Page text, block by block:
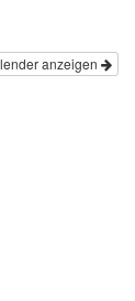
anzeigen